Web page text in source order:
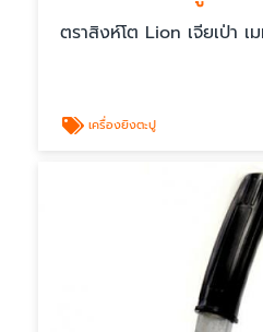
ตราสิงห์โต Lion เจียเป่า เ
เครื่องยิงตะปู